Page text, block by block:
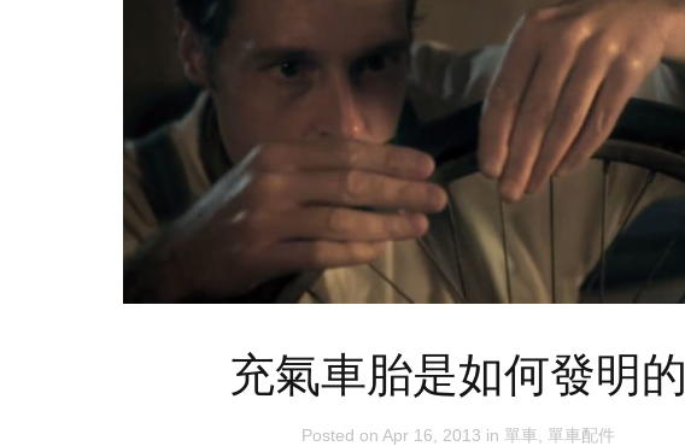
充氣車胎是如何發明的
Posted on Apr 16, 2013 in 單車 單車配件